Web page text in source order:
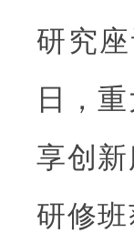
研究
日，
享创
研修